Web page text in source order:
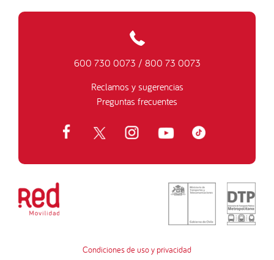
600 730 0073 / 800 73 0073
Reclamos y sugerencias
Preguntas frecuentes
Condiciones de uso y privacidad